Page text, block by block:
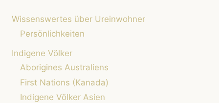
UNS
BEI
SCHLAF
KÖNNEN
Wissenswertes über Ureinwohner
Persönlichkeiten
Indigene Völker
Aborigines Australiens
First Nations (Kanada)
Indigene Völker Asien